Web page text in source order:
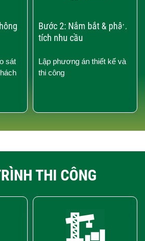
sát
Bước 2: Nắm bắt & phân
tích nhu cầu
Lập phương án thiết kế và
thi công
›
THI CÔNG